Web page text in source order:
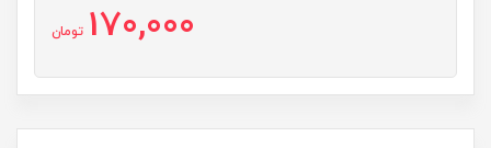
170,000 تومان